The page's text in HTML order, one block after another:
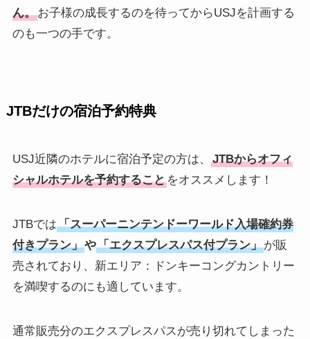
ん。お子様の成長するのを待ってからUSJを計画する
のも一つの手です。
JTBだけの宿泊予約特典
USJ近隣のホテルに宿泊予定の方は、
JTBからオフィ
シャルホテルを予約することをオススメします！
JTBでは「スーパーニンテンドーワールド入場確約券
付きプラン」や「エクスプレスパス付プラン」が販
売されており、新エリア：ドンキーコングカントリー
を満喫するのにも適しています。
通常販売分のエクスプレスパスが売り切れてしまった